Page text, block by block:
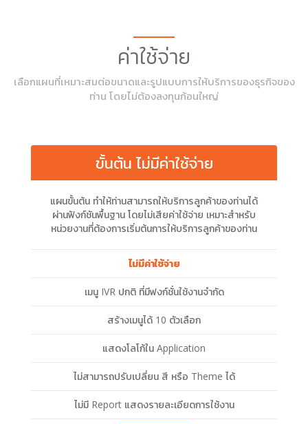
ค่าใช้จ่าย
เลือกแผนที่เหมาะสมต่อขนาดและรูปแบบการให้บริการของธุรกิจของ
ท่าน โดยไม่ต้องลงทุนก้อนใหญ่
ขั้นต้น ไม่มีค่าใช้จ่าย
แผนขั้นต้น ทำให้ท่านสามารถให้บริการลูกค้าของท่านได้
ผ่านฟังก์ชันพื้นฐาน โดยไม่เสียค่าใช้จ่าย เหมาะสำหรับ
หน่วยงานที่ต้องการเริ่มต้นการให้บริการลูกค้าของท่าน
ไม่มีค่าใช้จ่าย
เมนู IVR ปกติ ที่มีฟงก์ชั่นใช้งานจำกัด
สร้างเมนูได้ 10 ตัวเลือก
แสดงโลโก้ใน Application
ไม่สามารถปรับเปลี่ยน สี หรือ Theme ได้
ไม่มี Report แสดงรายละเอียดการใช้งาน